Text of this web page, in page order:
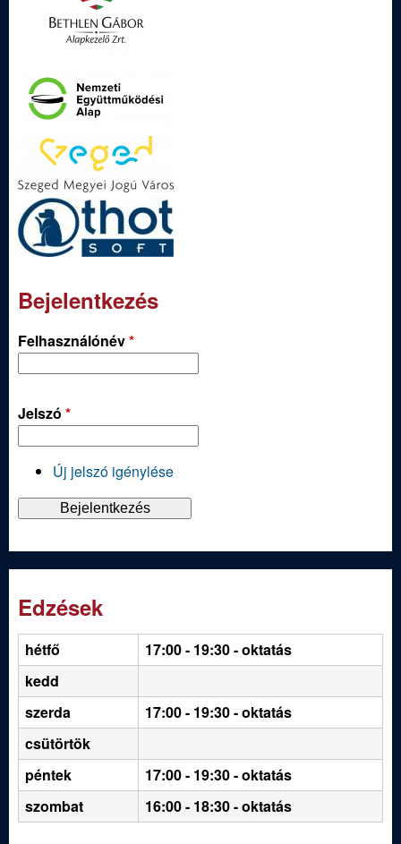
Bejelentkezés
Felhasználónév*
Jelszó *
Új jelszó igénylése
Edzések
hétfő 17:00 - 19:30- oktatás
kedd
szerda
17:00 - 19:30 - oktatás
csütörtök
péntek
17:00 - 19:30 - oktatás
szombat
16:00 - 18:30 - oktatás